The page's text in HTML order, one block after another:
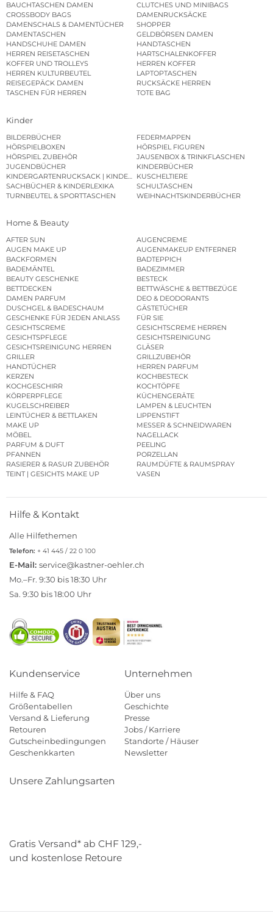
BAUCHTASCHEN DAMEN
CLUTCHES UND MINIBAGS
CROSSBODY BAGS
DAMENRUCKSÄCKE
DAMENSCHALS & DAMENTÜCHER
SHOPPER
DAMENTASCHEN
GELDBÖRSEN DAMEN
HANDSCHUHE DAMEN
HANDTASCHEN
HERREN REISETASCHEN
HARTSCHALENKOFFER
KOFFER UND TROLLEYS
HERREN KOFFER
HERREN KULTURBEUTEL
LAPTOPTASCHEN
REISEGEPÄCK DAMEN
RUCKSÄCKE HERREN
TASCHEN FÜR HERREN
TOTE BAG
Kinder
BILDERBÜCHER
FEDERMAPPEN
HÖRSPIELBOXEN
HÖRSPIEL FIGUREN
HÖRSPIEL ZUBEHÖR
JAUSENBOX & TRINKFLASCHEN
JUGENDBÜCHER
KINDERBÜCHER
KINDERGARTENRUCKSACK | KINDERGARTENBEUTEL
KUSCHELTIERE
SACHBÜCHER & KINDERLEXIKA
SCHULTASCHEN
TURNBEUTEL & SPORTTASCHEN
WEIHNACHTSKINDERBÜCHER
Home & Beauty
AFTER SUN
AUGENCREME
AUGEN MAKE UP
AUGENMAKEUP ENTFERNER
BACKFORMEN
BADTEPPICH
BADEMÄNTEL
BADEZIMMER
BEAUTY GESCHENKE
BESTECK
BETTDECKEN
BETTWÄSCHE & BETTBEZÜGE
DAMEN PARFUM
DEO & DEODORANTS
DUSCHGEL & BADESCHAUM
GÄSTETÜCHER
GESCHENKE FÜR JEDEN ANLASS
FÜR SIE
GESICHTSCREME
GESICHTSCREME HERREN
GESICHTSPFLEGE
GESICHTSREINIGUNG
GESICHTSREINIGUNG HERREN
GLÄSER
GRILLER
GRILLZUBEHÖR
HANDTÜCHER
HERREN PARFUM
KERZEN
KOCHBESTECK
KOCHGESCHIRR
KOCHTÖPFE
KÖRPERPFLEGE
KÜCHENGERÄTE
KUGELSCHREIBER
LAMPEN & LEUCHTEN
LEINTÜCHER & BETTLAKEN
LIPPENSTIFT
MAKE UP
MESSER & SCHNEIDWAREN
MÖBEL
NAGELLACK
PARFUM & DUFT
PEELING
PFANNEN
PORZELLAN
RASIERER & RASUR ZUBEHÖR
RAUMDÜFTE & RAUMSPRAY
TEINT | GESICHTS MAKE UP
VASEN
Hilfe & Kontakt
Alle Hilfethemen
Telefon: + 41 445 / 22 0 100
E-Mail: service@kastner-oehler.ch
Mo.–Fr. 9:30 bis 18:30 Uhr
Sa. 9:30 bis 18:00 Uhr
Kundenservice
Hilfe & FAQ
Größentabellen
Versand & Lieferung
Retouren
Gutscheinbedingungen
Geschenkkarten
Unternehmen
Über uns
Geschichte
Presse
Jobs / Karriere
Standorte / Häuser
Newsletter
Unsere Zahlungsarten
Gratis Versand* ab CHF 129,-
und kostenlose Retoure